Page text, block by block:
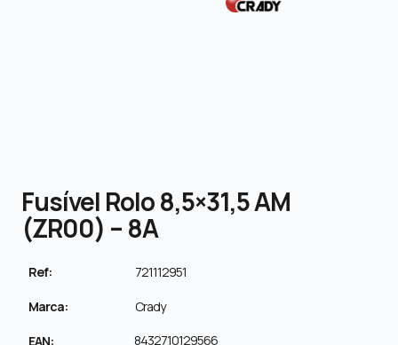
Fusível Rolo 8,5×31,5 AM
(ZR00) – 8A
Ref: 721112951
Marca: Crady
EAN: 8432710129566